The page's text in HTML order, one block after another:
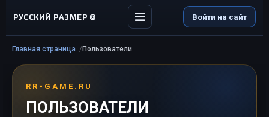
РУССКИЙ РАЗМЕР © Войти на сайт
Главная страница Пользователи
RR-GAME.RU
ПОЛЬЗОВАТЕЛИ